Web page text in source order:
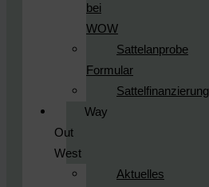
bei
WOW
Sattelanprobe
Formular
Sattelfinanzierung
Way
Out
West
Aktuelles